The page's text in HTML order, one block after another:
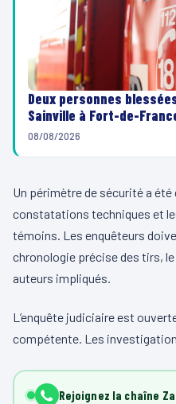
Deux personnes
Sainville à Fort-de-
08/08/2026
Un périmètre de sécurité a
constatations techniques et
témoins. Les enquêteurs
chronologie précise des tirs,
auteurs impliqués.
L’enquête judiciaire est
compétente. Les
Rejoignez la chaîne